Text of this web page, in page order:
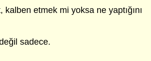
etmek mi yoksa ne yaptığını
sadece.